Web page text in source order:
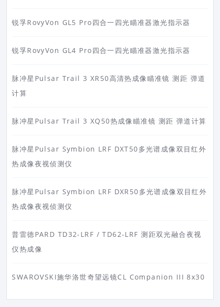
锐孚RovyVon GL5 Pro四合一四光瞄准器激光指示器
锐孚RovyVon GL4 Pro四合一四光瞄准器激光指示器
脉冲星Pulsar Trail 3 XR50高清热成像瞄准镜 测距 弹道
计算
脉冲星Pulsar Trail 3 XQ50热成像瞄准镜 测距 弹道计算
脉冲星Pulsar Symbion LRF DXT50多光谱成像双目红外
热成像夜视侦测仪
脉冲星Pulsar Symbion LRF DXR50多光谱成像双目红外
热成像夜视侦测仪
普雷德PARD TD32-LRF / TD62-LRF 测距双光融合夜视
仪热成像
SWAROVSKI施华洛世奇望远镜CL Companion III 8x30